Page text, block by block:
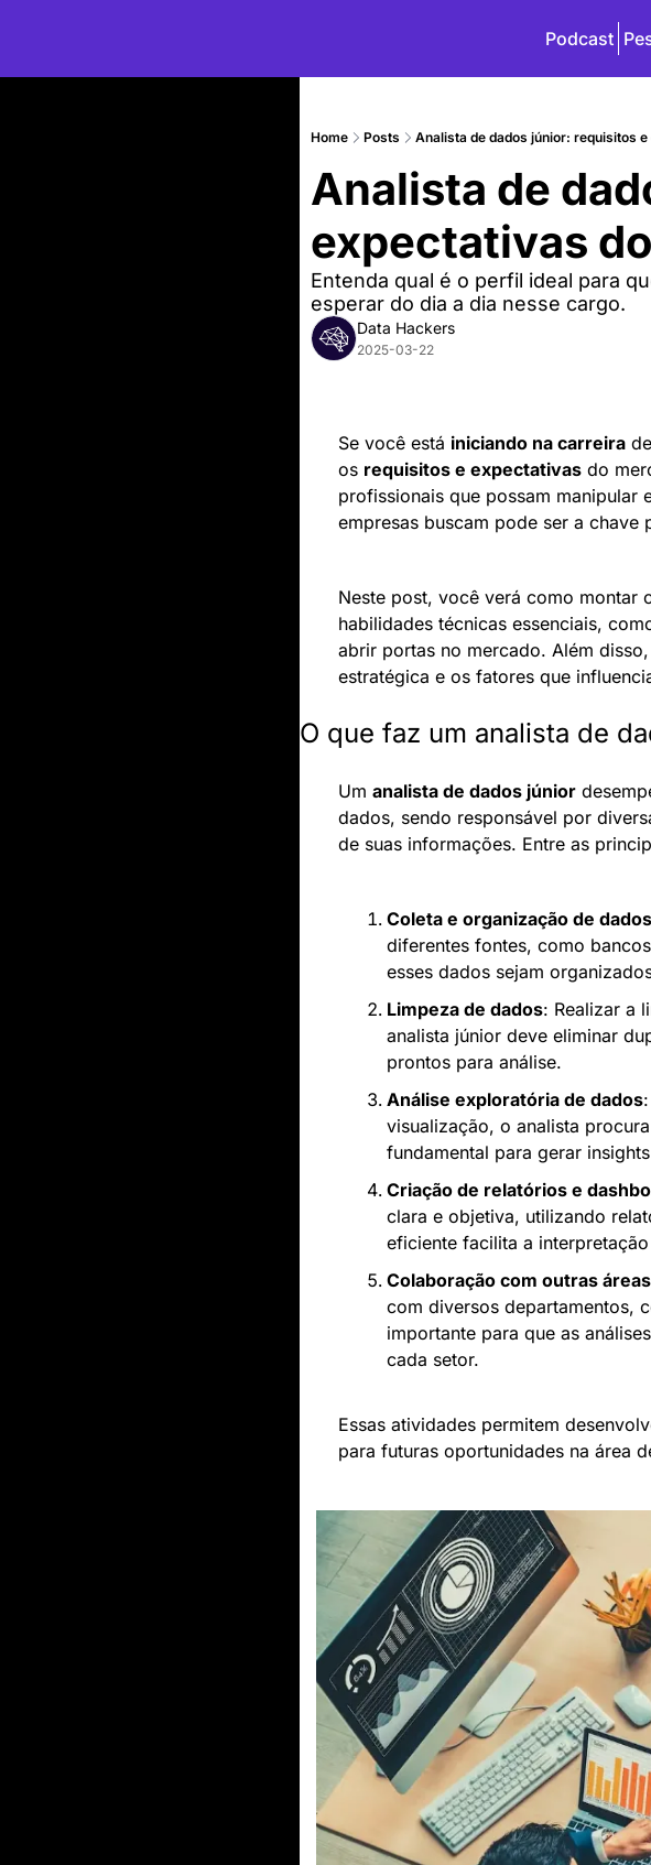
Podcast
Home Posts Analista de dados júnior: requisitos
Analista de
expectativas
Entenda qual é o perfil ideal para
esperar do dia a dia nesse cargo.
Data Hackers
2025-03-22
Se você está iniciando na carreira
os requisitos e expectativas do
profissionais que possam manipular
empresas buscam pode ser a chave
Neste post, você verá como montar
habilidades técnicas essenciais,
abrir portas no mercado. Além
estratégica e os fatores que
O que faz um analista de
Um analista de dados júnior
dados, sendo responsável por
de suas informações. Entre as
Coleta e organização de dados
diferentes fontes, como
esses dados sejam
Limpeza de dados: Realizar a
analista júnior deve eliminar
prontos para análise.
Análise exploratória de dados
visualização, o analista
fundamental para gerar
Criação de relatórios e
clara e objetiva, utilizando
eficiente facilita a
Colaboração com outras áreas
com diversos departamentos,
importante para que as
cada setor.
Essas atividades permitem
para futuras oportunidades na área